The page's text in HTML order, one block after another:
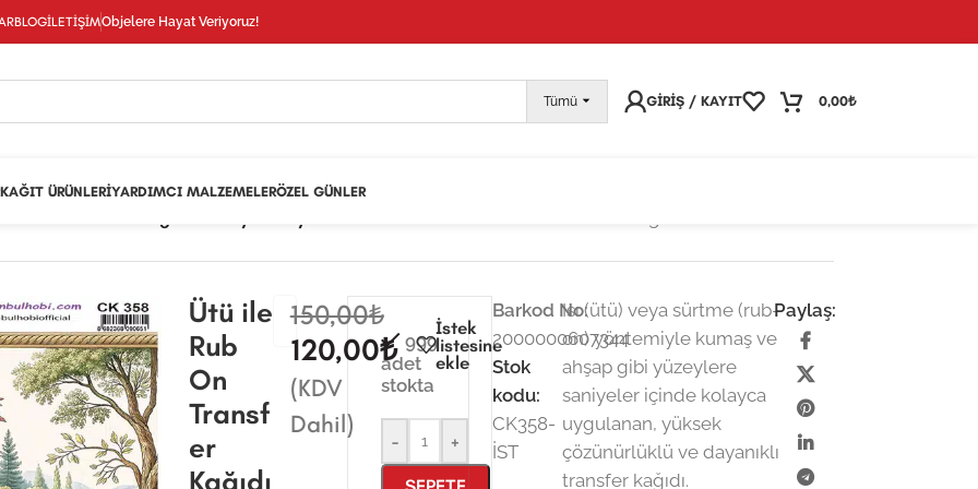
- 24 Ağustostarihleri arasında atölyemiz kapalıdır. 🛒 Sitemizden sipariş vermeye devam edebilirsiniz; tüm kargolarınız
itibarıyla sırayla kargolanacaktır. 🍒
BLOGİLETIŞIMObjelere Hayat Veriyoruz!
Tümü GIRIŞ / KAYIT 0,00₺
KAĞIT ÜRÜNLERIYARDIMCI MALZEMELERÖZEL GÜNLER
Ütü ile
Rub
On
Transf
er
Kağıdı
150,00₺
120,00₺
(KDV
Dahil)
999
adet
stokta
- +
İstek
listesine
ekle
Barkod No:
2000000607344
Stok
kodu:
CK358-
İST
Isı (ütü) veya sürtme (rub-
on) yöntemiyle kumaş ve
ahşap gibi yüzeylere
saniyeler içinde kolayca
uygulanan, yüksek
çözünürlüklü ve dayanıklı
transfer kağıdı.
Paylaş: